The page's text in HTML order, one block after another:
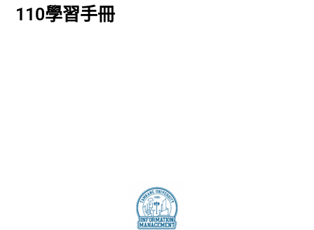
110學習手冊